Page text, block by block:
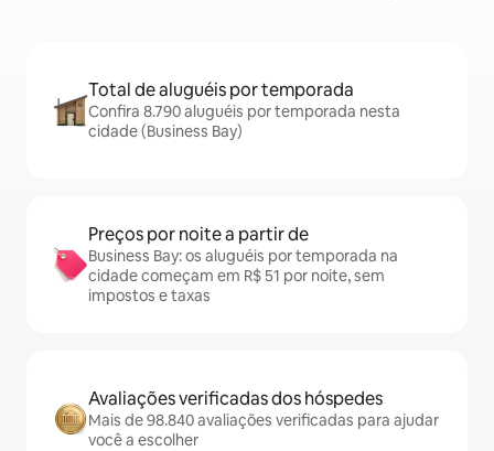
Total de aluguéis por temporada
Confira 8.790 aluguéis por temporada nesta
cidade (Business Bay)
Preços por noite a partir de
Business Bay: os aluguéis por temporada na
cidade começam em R$ 51 por noite, sem
impostos e taxas
Avaliações verificadas dos hóspedes
Mais de 98.840 avaliações verificadas para ajudar
você a escolher